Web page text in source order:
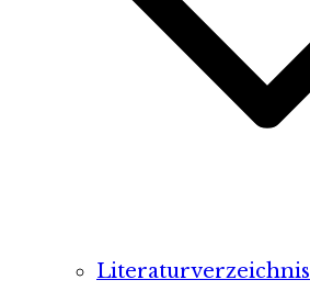
Literaturverzeichnis